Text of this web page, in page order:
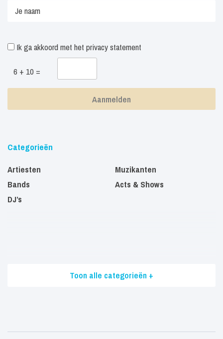
Ik ga akkoord met het privacy statement
6 + 10 =
Categorieën
Artiesten
Bands
DJ’s
Muzikanten
Acts & Shows
Toon alle categorieën +